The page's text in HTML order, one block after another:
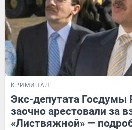
КРИМИНАЛ
Экс-депутата Госдумы
заочно арестовали за
«Листвяжной» —